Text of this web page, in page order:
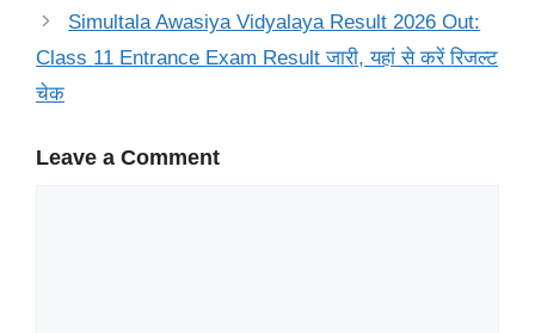
Simultala Awasiya Vidyalaya Result 2026 Out:
Class 11 Entrance Exam Result जारी, यहां से करें रिजल्ट
चेक
Leave a Comment